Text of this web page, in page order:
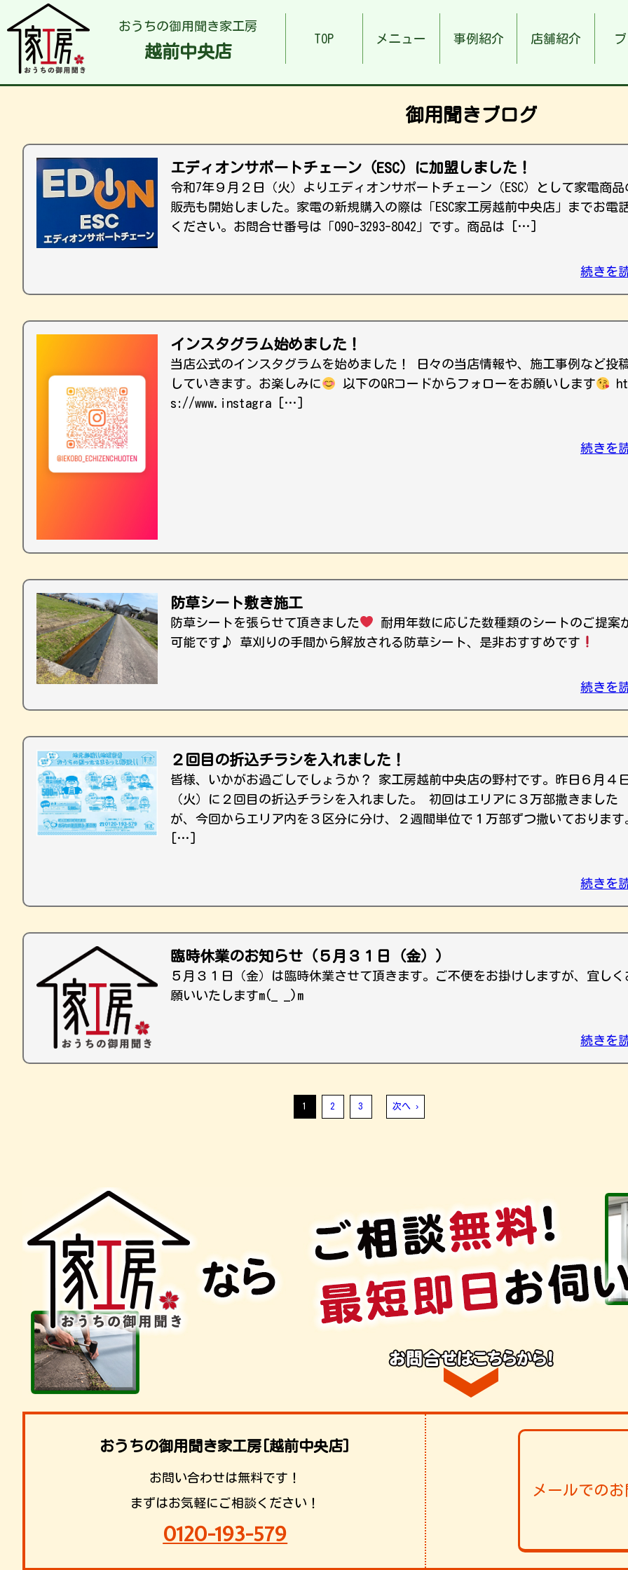
おうちの御用聞き家工房
越前中央店
TOP メニュー 事例紹介 店舗紹介
御用聞きブログ
エディオンサポートチェーン（ESC）に加盟しました！
令和7年９月２日（火）よりエディオンサポートチェーン（ESC）として家電商品
販売も開始しました。家電の新規購入の際は「ESC家工房越前中央店」までお電
ください。お問合せ番号は「090-3293-8042」です。商品は […]
続きを
インスタグラム始めました！
当店公式のインスタグラムを始めました！ 日々の当店情報や、施工事例など投
していきます。お楽しみに
以下のQRコードからフォローをお願いします
s://www.instagra […]
続きを
防草シート敷き施工
防草シートを張らせて頂きました
耐用年数に応じた数種類のシートのご提案
可能です♪ 草刈りの手間から解放される防草シート、是非おすすめです
続きを
２回目の折込チラシを入れました！
皆様、いかがお過ごしでしょうか？ 家工房越前中央店の野村です。昨日６月４
（火）に２回目の折込チラシを入れました。 初回はエリアに３万部撒きました
が、今回からエリア内を３区分に分け、２週間単位で１万部ずつ撒いております
[…]
続きを
臨時休業のお知らせ（５月３１日（金））
５月３１日（金）は臨時休業させて頂きます。ご不便をお掛けしますが、宜しく
願いいたしますm(_ _)m
続きを
1 2 3 次へ ›
おうちの御用聞き家工房[越前中央店]
お問い合わせは無料です！
まずはお気軽にご相談ください！
0120-193-579
メールでの